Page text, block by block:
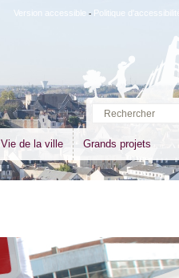
Version accessible - Politique d'accessibilité
Vie de la ville Grands projets